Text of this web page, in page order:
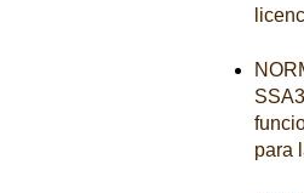
para